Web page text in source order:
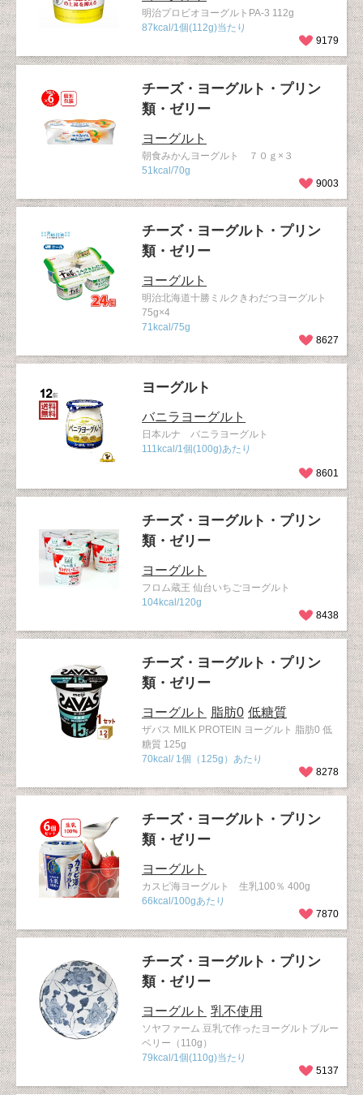
明治プロビオヨーグルトPA-3 112g
87kcal/1個(112g)当たり
9179
チーズ・ヨーグルト・プリン
類・ゼリー
ヨーグルト
朝食みかんヨーグルト ７０ｇ×３
51kcal/70g
9003
チーズ・ヨーグルト・プリン
類・ゼリー
ヨーグルト
明治北海道十勝ミルクきわだつヨーグルト
75g×4
71kcal/75g
8627
ヨーグルト
バニラヨーグルト
日本ルナ バニラヨーグルト
111kcal/1個(100g)あたり
8601
チーズ・ヨーグルト・プリン
類・ゼリー
ヨーグルト
フロム蔵王 仙台いちごヨーグルト
104kcal/120g
8438
チーズ・ヨーグルト・プリン
類・ゼリー
ヨーグルト 脂肪0 低糖質
ザバス MILK PROTEIN ヨーグルト 脂肪0 低
糖質 125g
70kcal/ 1個（125g）あたり
8278
チーズ・ヨーグルト・プリン
類・ゼリー
ヨーグルト
カスピ海ヨーグルト 生乳100％ 400g
66kcal/100gあたり
7870
チーズ・ヨーグルト・プリン
類・ゼリー
ヨーグルト 乳不使用
ソヤファーム 豆乳で作ったヨーグルトブルー
ベリー（110g）
79kcal/1個(110g)当たり
5137